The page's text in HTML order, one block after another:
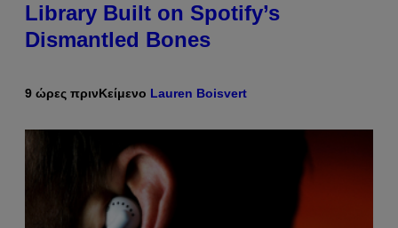
Library Built on Spotify’s
Dismantled Bones
9 ώρες πρινΚείμενο Lauren Boisvert